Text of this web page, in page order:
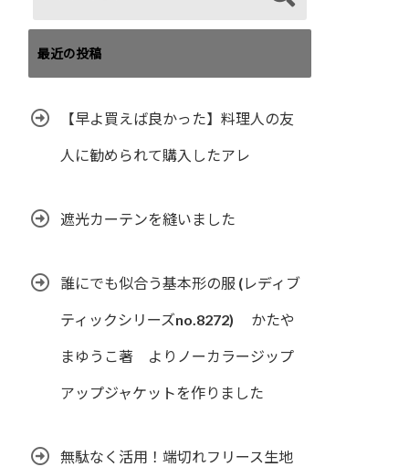
最近の投稿
【早よ買えば良かった】料理人の友
人に勧められて購入したアレ
遮光カーテンを縫いました
誰にでも似合う基本形の服 (レディブ
ティックシリーズno.8272) かたや
まゆうこ著 よりノーカラージップ
アップジャケットを作りました
無駄なく活用！端切れフリース生地